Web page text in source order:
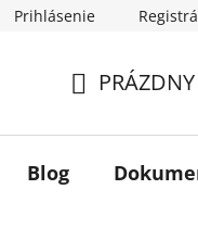
Prihlásenie
KOŠÍK
Blog